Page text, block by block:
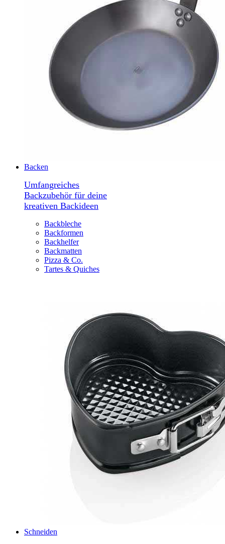
Backen
Umfangreiches
Backzubehör für deine
kreativen Backideen
Backbleche
Backformen
Backhelfer
Backmatten
Pizza & Co.
Tartes & Quiches
Schneiden